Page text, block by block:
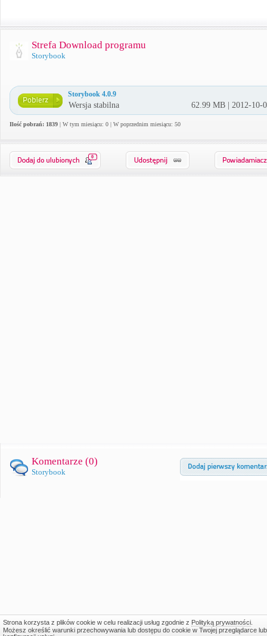
Strefa Download programu
Storybook
Storybook 4.0.9
Wersja stabilna 62.99 MB | 2012-10-
Ilość pobrań: 1839 | W tym miesiącu: 0 | W poprzednim miesiącu: 50
0
Komentarze (0)
Storybook
Strona korzysta z plików cookie w celu realizacji usług zgodnie z Polityką prywatności.
Możesz określić warunki przechowywania lub dostępu do cookie w Twojej przeglądarce lub